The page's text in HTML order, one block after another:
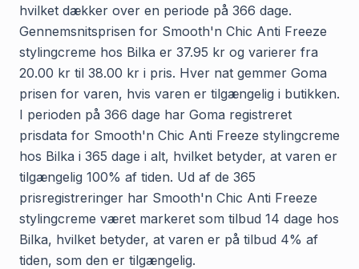
hvilket dækker over en periode på 366 dage.
Gennemsnitsprisen for Smooth'n Chic Anti Freeze
stylingcreme hos Bilka er 37.95 kr og varierer fra
20.00 kr til 38.00 kr i pris. Hver nat gemmer Goma
prisen for varen, hvis varen er tilgængelig i butikken.
I perioden på 366 dage har Goma registreret
prisdata for Smooth'n Chic Anti Freeze stylingcreme
hos Bilka i 365 dage i alt, hvilket betyder, at varen er
tilgængelig 100% af tiden. Ud af de 365
prisregistreringer har Smooth'n Chic Anti Freeze
stylingcreme været markeret som tilbud 14 dage hos
Bilka, hvilket betyder, at varen er på tilbud 4% af
tiden, som den er tilgængelig.